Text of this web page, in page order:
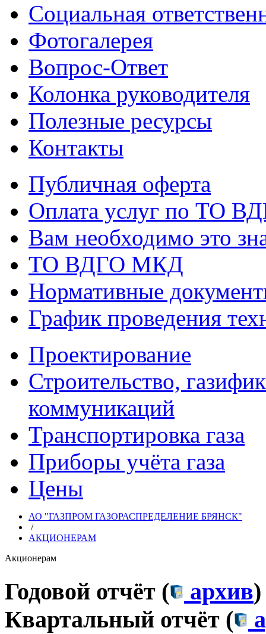
Социальная
Фотогалерея
Вопрос-Ответ
Колонка руководителя
Полезные ресурсы
Контакты
Публичная оферта
Оплата услуг по ТО
Вам необходимо это
ТО ВДГО МКД
Нормативные
График проведения
Проектирование
Строительство,
коммуникаций
Транспортировка газа
Приборы учёта газа
Цены
АО "ГАЗПРОМ ГАЗОРАСПРЕДЕЛЕНИЕ БРЯНСК"
/
АКЦИОНЕРАМ
Акционерам
Годовой отчёт ( архив)
Квартальный отчёт (